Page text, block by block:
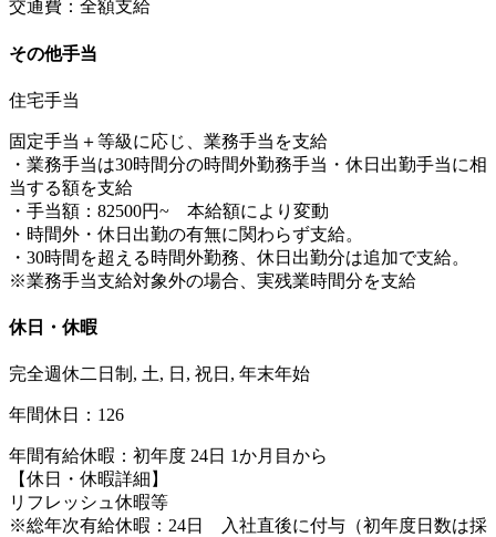
交通費：全額支給
その他手当
住宅手当
固定手当＋等級に応じ、業務手当を支給
・業務手当は30時間分の時間外勤務手当・休日出勤手当に相
当する額を支給
・手当額：82500円~ 本給額により変動
・時間外・休日出勤の有無に関わらず支給。
・30時間を超える時間外勤務、休日出勤分は追加で支給。
※業務手当支給対象外の場合、実残業時間分を支給
休日・休暇
完全週休二日制, 土, 日, 祝日, 年末年始
年間休日：126
年間有給休暇：初年度 24日 1か月目から
【休日・休暇詳細】
リフレッシュ休暇等
※総年次有給休暇：24日 入社直後に付与（初年度日数は採